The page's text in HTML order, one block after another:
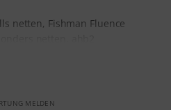
netten, Fishman Fluence
MELDEN